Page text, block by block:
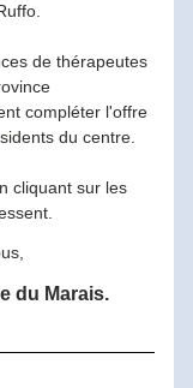
de thérapeutes
du centre.
du Marais.